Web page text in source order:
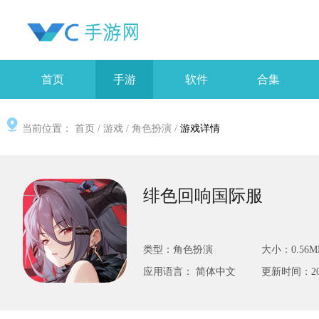
首页 手游 软件 合集
当前位置： 首页 / 游戏 / 角色扮演 / 游戏详情
绯色回响国际服
类型：角色扮演 大小：
应用语言： 简体中文 更新时间：